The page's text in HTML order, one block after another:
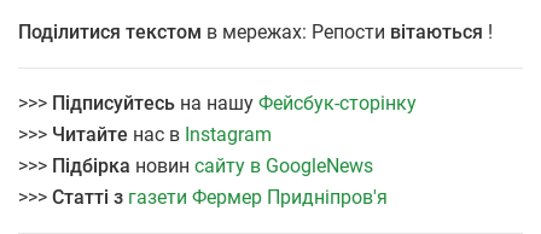
Поділитися текстом в мережах: Репости вітаються !
>>> Підписуйтесь на нашу Фейсбук-сторінку
>>> Читайте нас в Instagram
>>> Підбірка новин сайту в GoogleNews
>>> Статті з газети Фермер Придніпров'я